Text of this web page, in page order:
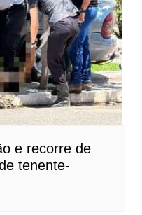
e recorre de
tenente-